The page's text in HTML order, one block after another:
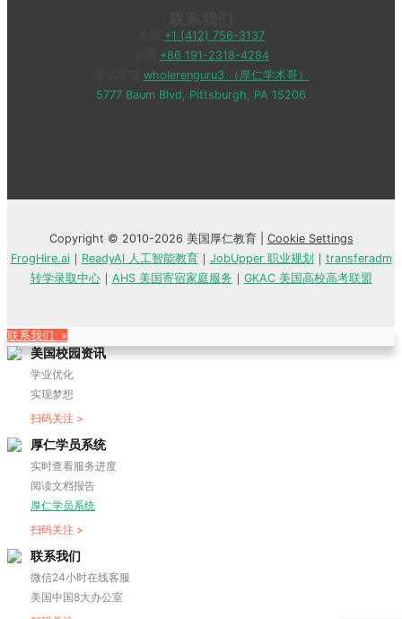
+1 (412) 756-3137
+86 191-2318-4284
wholerenguru3 （厚仁学术哥）
5777 Baum Blvd, Pittsburgh, PA 15206
Copyright © 2010-2026 美国厚仁教育 | Cookie Settings
FrogHire.ai｜ ReadyAI 人工智能教育｜ JobUpper 职业规划 ｜ transferadm
转学录取中心｜ AHS 美国寄宿家庭服务 ｜ GKAC 美国高校高考联盟
联系我们 »
美国校园资讯
学业优化
实现梦想
扫码关注 >
厚仁学员系统
实时查看服务进度
阅读文档报告
厚仁学员系统
扫码关注 >
联系我们
微信24小时在线客服
美国中国8大办公室